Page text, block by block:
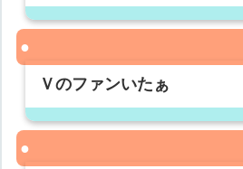
Ｖのファンいたぁ